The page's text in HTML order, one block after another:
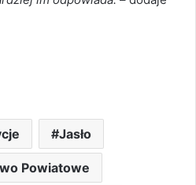
Jasło
Powiatowe